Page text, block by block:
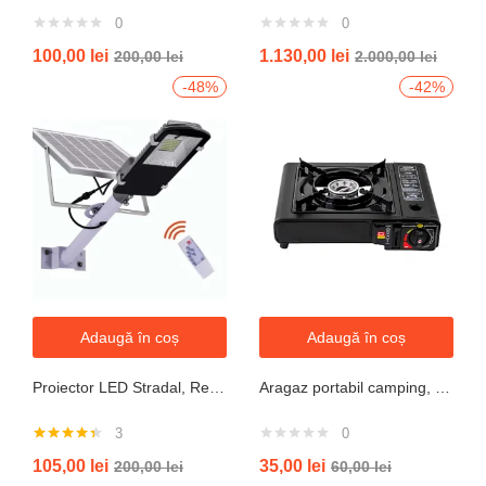
0
100,00 lei 200,00lei
0
1.130,00 lei 2.000,00lei
-48%
Adaugă în coș
4.33din 5
3
105,00 lei 200,00lei
-42%
Adaugă în coș
0
35,00 lei 60,00lei